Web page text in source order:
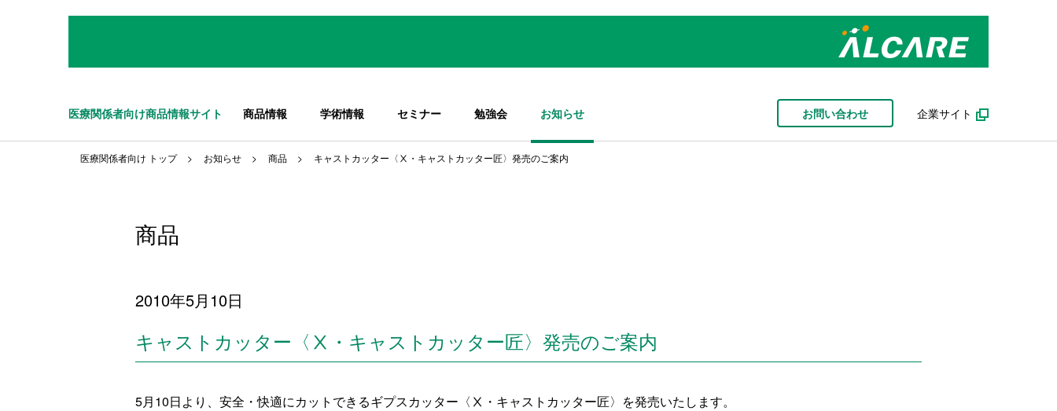
医療関係者向け商品情報サイト 商品情報 学術情報 セミナー 勉強会 お知らせ お問い合わせ 企業サイト
医療関係者向け トップ お知らせ 商品 キャストカッター〈Ⅹ・キャストカッター匠〉発売のご案内
商品
2010年5月10日
キャストカッター〈Ⅹ・キャストカッター匠〉発売のご案内
5月10日より、安全・快適にカットできるギプスカッター〈Ⅹ・キャストカッター匠〉を発売いたします。